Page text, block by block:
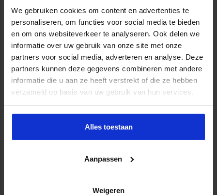
We gebruiken cookies om content en advertenties te
personaliseren, om functies voor social media te bieden
en om ons websiteverkeer te analyseren. Ook delen we
informatie over uw gebruik van onze site met onze
partners voor social media, adverteren en analyse. Deze
partners kunnen deze gegevens combineren met andere
informatie die u aan ze heeft verstrekt of die ze hebben
verzameld op basis van uw gebruik van hun services.
Alles toestaan
Aanpassen
Weigeren
Partijen maken afspraken over betere hulp en
bescherming voor kinderen en gezinnen